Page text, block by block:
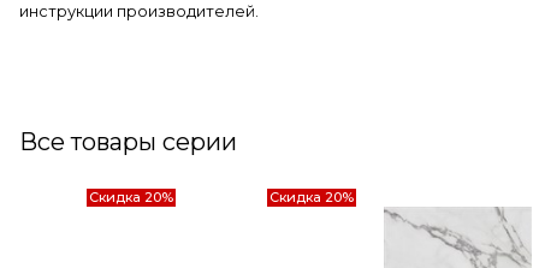
инструкции производителей.
Все товары серии
Скидка 20% Скидка 20%